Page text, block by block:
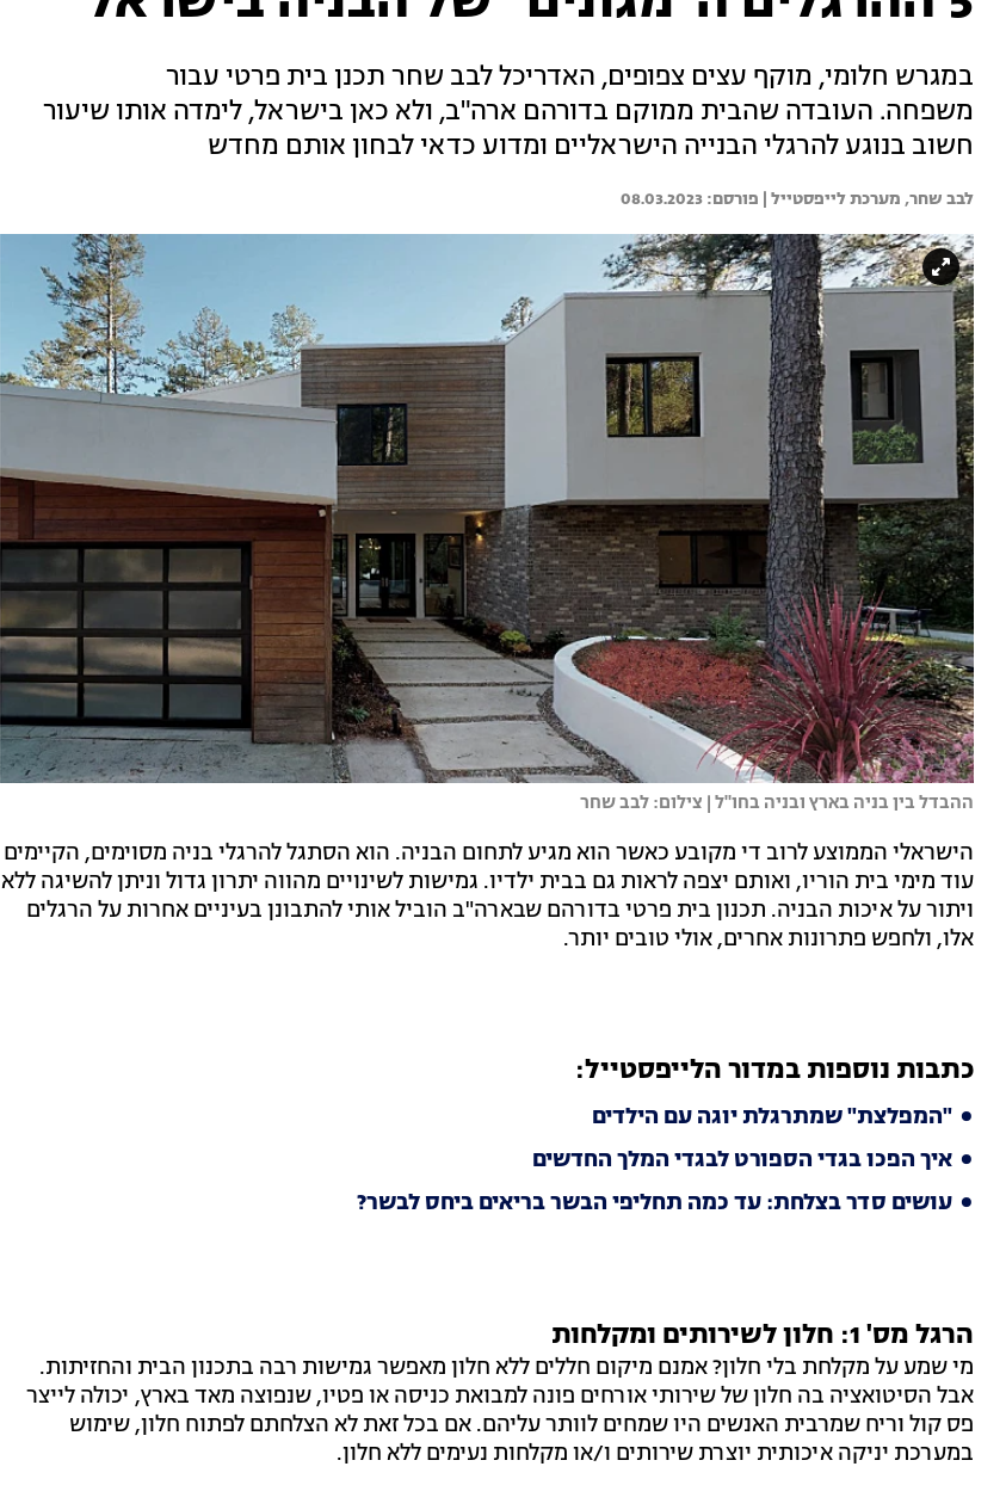
במגרש חלומי, מוקף עצים צפופים, האדריכל לבב שחר תכנן בית פרטי עבור
משפחה. העובדה שהבית ממוקם בדורהם ארה"ב, ולא כאן בישראל, לימדה אותו שיעור
חשוב בנוגע להרגלי הבנייה הישראליים ומדוע כדאי לבחון אותם מחדש
לבב שחר, מערכת לייפסטייל | 08.03.2023
ההבדל בין בניה בארץ ובניה בחו"ל | צילום: לבב שחר
הישראלי הממוצע לרוב די מקובע כאשר הוא מגיע לתחום הבניה. הוא הסתגל להרגלי בניה מסוימים, הקיימים
עוד מימי בית הוריו, ואותם יצפה לראות גם בבית ילדיו. גמישות לשינויים מהווה יתרון גדול וניתן להשיגה ללא
ויתור על איכות הבניה. תכנון בית פרטי בדורהם שבארה"ב הוביל אותי להתבונן בעיניים אחרות על הרגלים
אלו, ולחפש פתרונות אחרים, אולי טובים יותר.
כתבות נוספות במדור הלייפסטייל:
"המפלצת" שמתרגלת יוגה עם הילדים
איך הפכו בגדי הספורט לבגדי המלך החדשים
עושים סדר בצלחת: עד כמה תחליפי הבשר בריאים ביחס לבשר?
הרגל מס' 1: חלון לשירותים ומקלחות
מי שמע על מקלחת בלי חלון? אמנם מיקום חללים ללא חלון מאפשר גמישות רבה בתכנון הבית והחזיתות.
אבל הסיטואציה בה חלון של שירותי אורחים פונה למבואת כניסה או פטיו, שנפוצה מאד בארץ, יכולה לייצר
פס קול וריח שמרבית האנשים היו שמחים לוותר עליהם. אם בכל זאת לא הצלחתם לפתוח חלון, שימוש
במערכת יניקה איכותית יוצרת שירותים ו/או מקלחות נעימים ללא חלון.